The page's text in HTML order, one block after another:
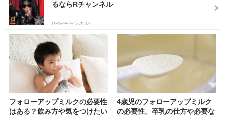
るならRチャンネル
PR(Rチャンネル)
フォローアップミルクの必要性
はある？飲み方や気をつけたい
4歳児のフォローアップミルク
の必要性。卒乳の仕方や必要な